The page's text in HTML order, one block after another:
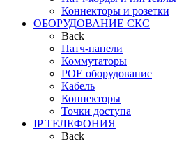
Коннекторы и розетки
ОБОРУДОВАНИЕ СКС
Back
Патч-панели
Коммутаторы
POE оборудование
Кабель
Коннекторы
Точки доступа
IP ТЕЛЕФОНИЯ
Back